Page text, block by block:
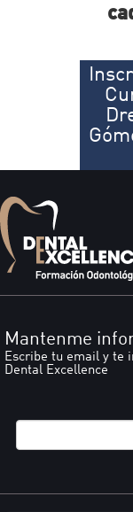
Mantenme
Escribe tu email y te
Dental Excellence